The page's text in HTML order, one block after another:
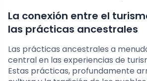
La conexión entre el
las prácticas ancestrales
Las prácticas ancestrales a
central en las experiencias de
Estas prácticas, profundamente